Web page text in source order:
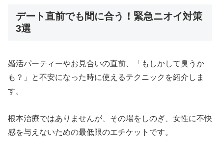
デート直前でも間に合う！緊急ニオイ対策
3選
婚活パーティーやお見合いの直前、「もしかして臭うか
も？」と不安になった時に使えるテクニックを紹介しま
す。
根本治療ではありませんが、その場をしのぎ、女性に不快
感を与えないための最低限のエチケットです。